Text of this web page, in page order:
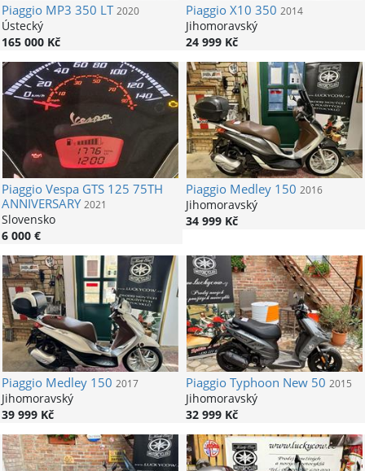
PiaggioMP3 350 LT 2020
Ústecký
165 000 Kč
PiaggioX10 350 2014
Jihomoravský
24 999 Kč
PiaggioVespa GTS 125 75TH
ANNIVERSARY2021
Slovensko
6 000 €
PiaggioMedley 150 2016
Jihomoravský
34 999 Kč
PiaggioMedley 150 2017
Jihomoravský
39 999 Kč
PiaggioTyphoon New 50 2015
Jihomoravský
32 999 Kč